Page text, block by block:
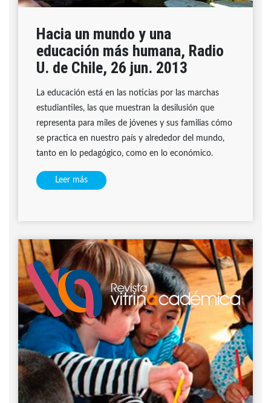
Hacia un mundo y una
educación más humana, Radio
U. de Chile, 26 jun. 2013
La educación está en las noticias por las marchas
estudiantiles, las que muestran la desilusión que
representa para miles de jóvenes y sus familias cómo
se practica en nuestro país y alrededor del mundo,
tanto en lo pedagógico, como en lo económico.
Leer más